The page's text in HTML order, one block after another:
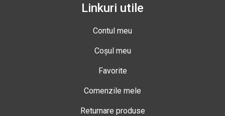
Linkuri utile
Contul meu
Coșul meu
Favorite
Comenzile mele
Returnare produse